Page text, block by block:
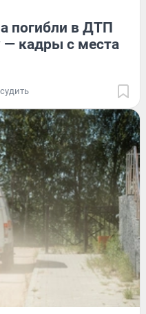
погибли в ДТП
кадры с места